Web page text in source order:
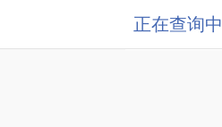
正在查询中